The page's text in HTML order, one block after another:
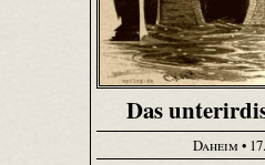
Das
Daheim•